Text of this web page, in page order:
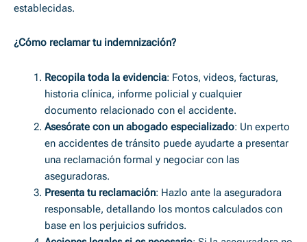
establecidas.
¿Cómo reclamar tu indemnización?
Recopila toda la evidencia: Fotos, videos, facturas,
historia clínica, informe policial y cualquier
documento relacionado con el accidente.
Asesórate con un abogado especializado: Un experto
en accidentes de tránsito puede ayudarte a presentar
una reclamación formal y negociar con las
aseguradoras.
Presenta tu reclamación: Hazlo ante la aseguradora
responsable, detallando los montos calculados con
base en los perjuicios sufridos.